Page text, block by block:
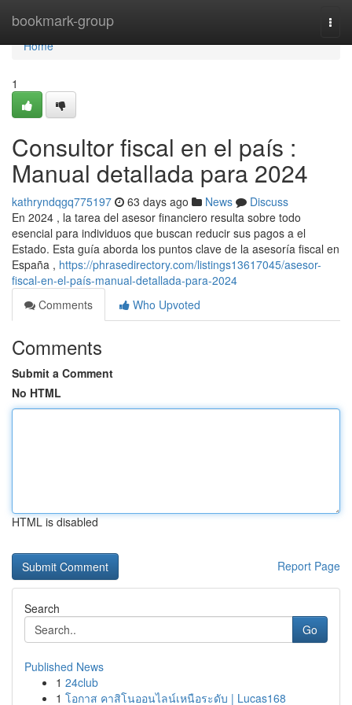
bookmark-group
Home
Home
1
Consultor fiscal en el país :
Manual detallada para 2024
kathryndqgq775197 63 days ago News
Discuss
En 2024 , la tarea del asesor financiero resulta sobre todo
esencial para individuos que buscan reducir sus pagos a el
Estado. Esta guía aborda los puntos clave de la asesoría fiscal en
España , https://phrasedirectory.com/listings13617045/asesor-
fiscal-en-el-país-manual-detallada-para-2024
Comments
Who Upvoted
Comments
Submit a Comment
No HTML
HTML is disabled
Report Page
Search
Go
Published News
1 24club
1 โอกาส คาสิโนออนไลน์เหนือระดับ | Lucas168